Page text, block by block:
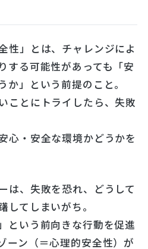
性」とは、チャレンジによ
する可能性があっても「安
か」という前提のこと。
ことにトライしたら、失敗
心・安全な環境かどうかを
は、失敗を恐れ、どうして
してしまいがち。
という前向きな行動を促進
ーン（＝心理的安全性）が